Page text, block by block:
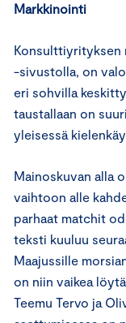
Markkinointi
Konsulttiyrityksen
-sivustolla, on
eri sohvilla
taustallaan on
yleisessä
Mainoskuvan alla
vaihtoon alle
parhaat matchit
teksti kuuluu
Maajussille
on niin vaikea
Teemu Tervo ja